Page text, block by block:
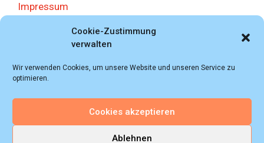
Cookie-Zustimmung
verwalten
Wir verwenden Cookies, um unsere Website und unseren Service zu
optimieren.
Cookies akzeptieren
Ablehnen
Impressum
Datenschutzerklärung
© 2018 - 2026 Autoprospektesammlung (Bernd